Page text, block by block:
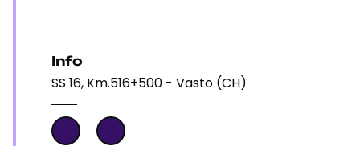
Info
SS 16, Km.516+500 - Vasto (CH)